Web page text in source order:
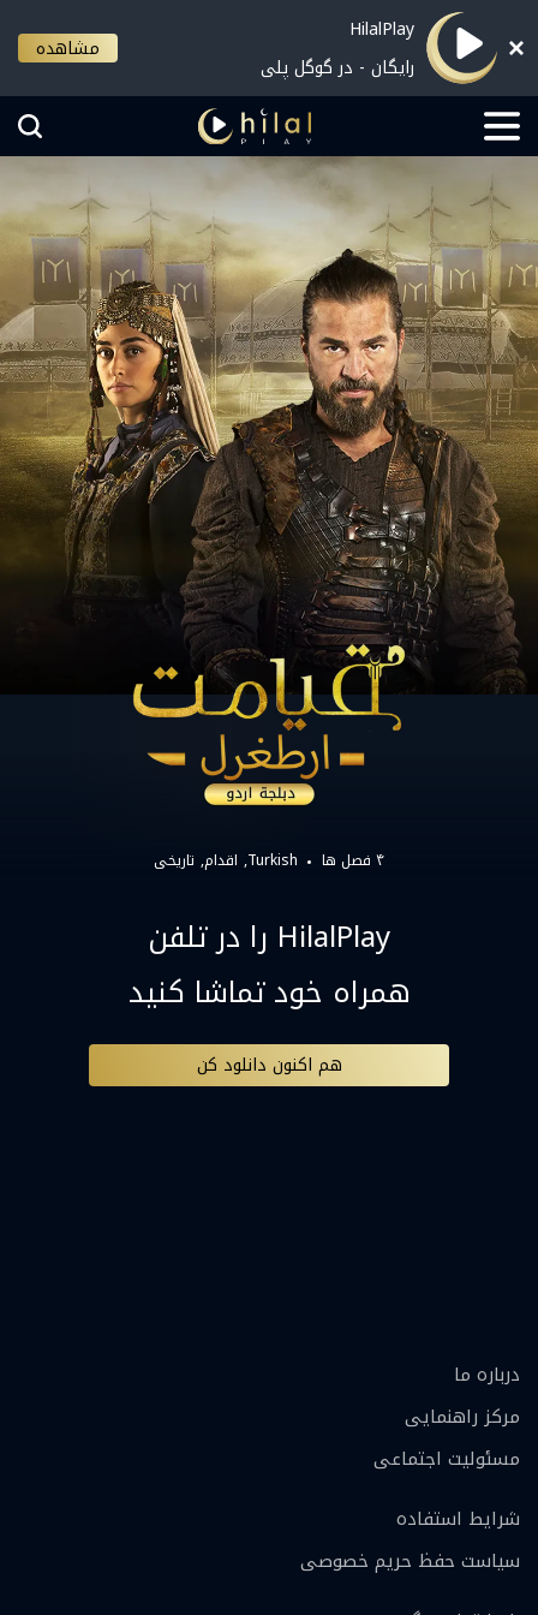
HilalPlay
رایگان - در گوگل پلی
مشاهده
۴ فصل ها Turkish اقدام تاریخی
HilalPlay را در تلفن
همراه خود تماشا کنید
هم اکنون دانلود کن
درباره ما
مرکز راهنمایی
مسئولیت اجتماعی
شرایط استفاده
سیاست حفظ حریم خصوصی